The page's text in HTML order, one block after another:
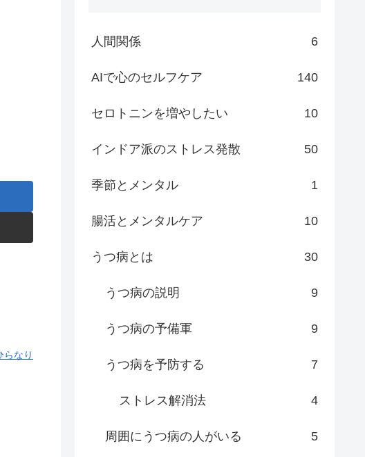
らなり
人間関係 6
AIで心のセルフケア 140
セロトニンを増やしたい 10
インドア派のストレス発散 50
季節とメンタル 1
腸活とメンタルケア 10
うつ病とは 30
うつ病の説明 9
うつ病の予備軍 9
うつ病を予防する 7
ストレス解消法 4
周囲にうつ病の人がいる 5